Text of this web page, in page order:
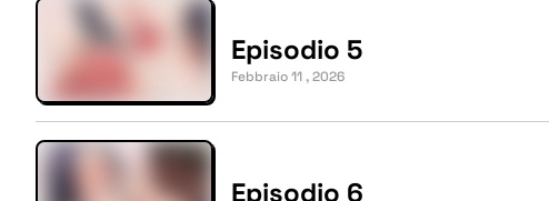
Episodio 5
Febbraio 11 , 2026
Episodio 6